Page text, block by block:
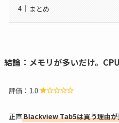
まとめ
結論：メモリが多いだけ。
評価：1.0
正直Blackview Tab5は買う理由が